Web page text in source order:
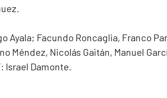
Ayala; Facundo Roncaglia, Franco
Méndez, Nicolás Gaitán, Manuel
Israel Damonte.